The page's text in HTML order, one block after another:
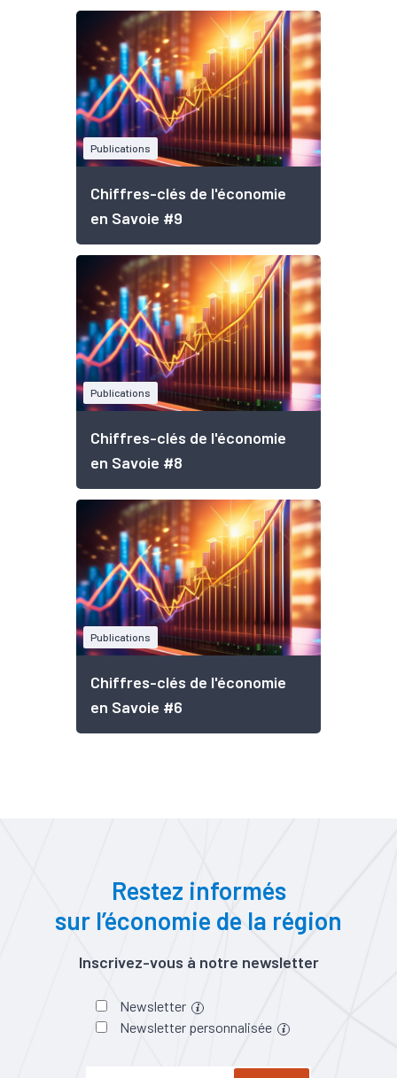
Publications
Chiffres-clés de l'économie
en Savoie #9
Publications
Chiffres-clés de l'économie
en Savoie #8
Publications
Chiffres-clés de l'économie
en Savoie #6
Restez informés
sur l’économie de la région
Inscrivez-vous à notre newsletter
Newsletter
Newsletter personnalisée